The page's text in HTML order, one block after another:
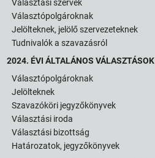
Választási szervek
Választópolgároknak
Jelölteknek, jelölő szervezeteknek
Tudnivalók a szavazásról
2024. ÉVI ÁLTALÁNOS VÁLASZTÁSOK
Választópolgároknak
Jelölteknek
Szavazóköri jegyzőkönyvek
Választási iroda
Választási bizottság
Határozatok, jegyzőkönyvek